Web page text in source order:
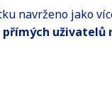
navrženo jako
uživatelů